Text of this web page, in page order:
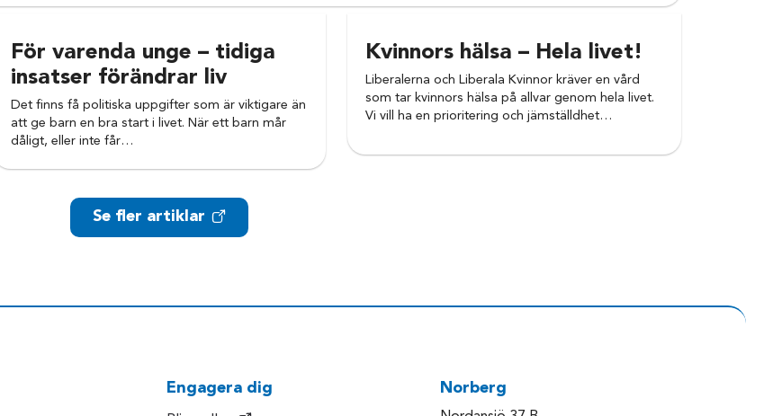
För varenda unge – tidiga
insatser förändrar liv
Det finns få politiska uppgifter som är viktigare än
att ge barn en bra start i livet. När ett barn mår
dåligt, eller inte får…
Kvinnors hälsa – Hela livet!
Liberalerna och Liberala Kvinnor kräver en vård
som tar kvinnors hälsa på allvar genom hela livet.
Vi vill ha en prioritering och jämställdhet…
Se fler artiklar
Engagera dig Norberg